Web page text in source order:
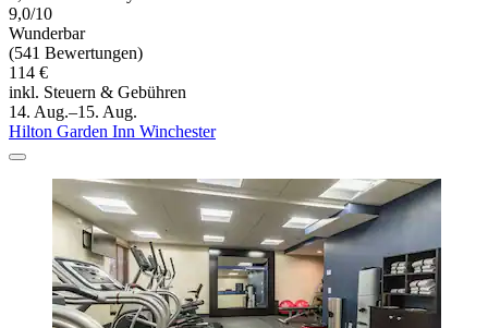
9,0/10
Wunderbar
(541 Bewertungen)
114 €
inkl. Steuern & Gebühren
14. Aug.–15. Aug.
Hilton Garden Inn Winchester